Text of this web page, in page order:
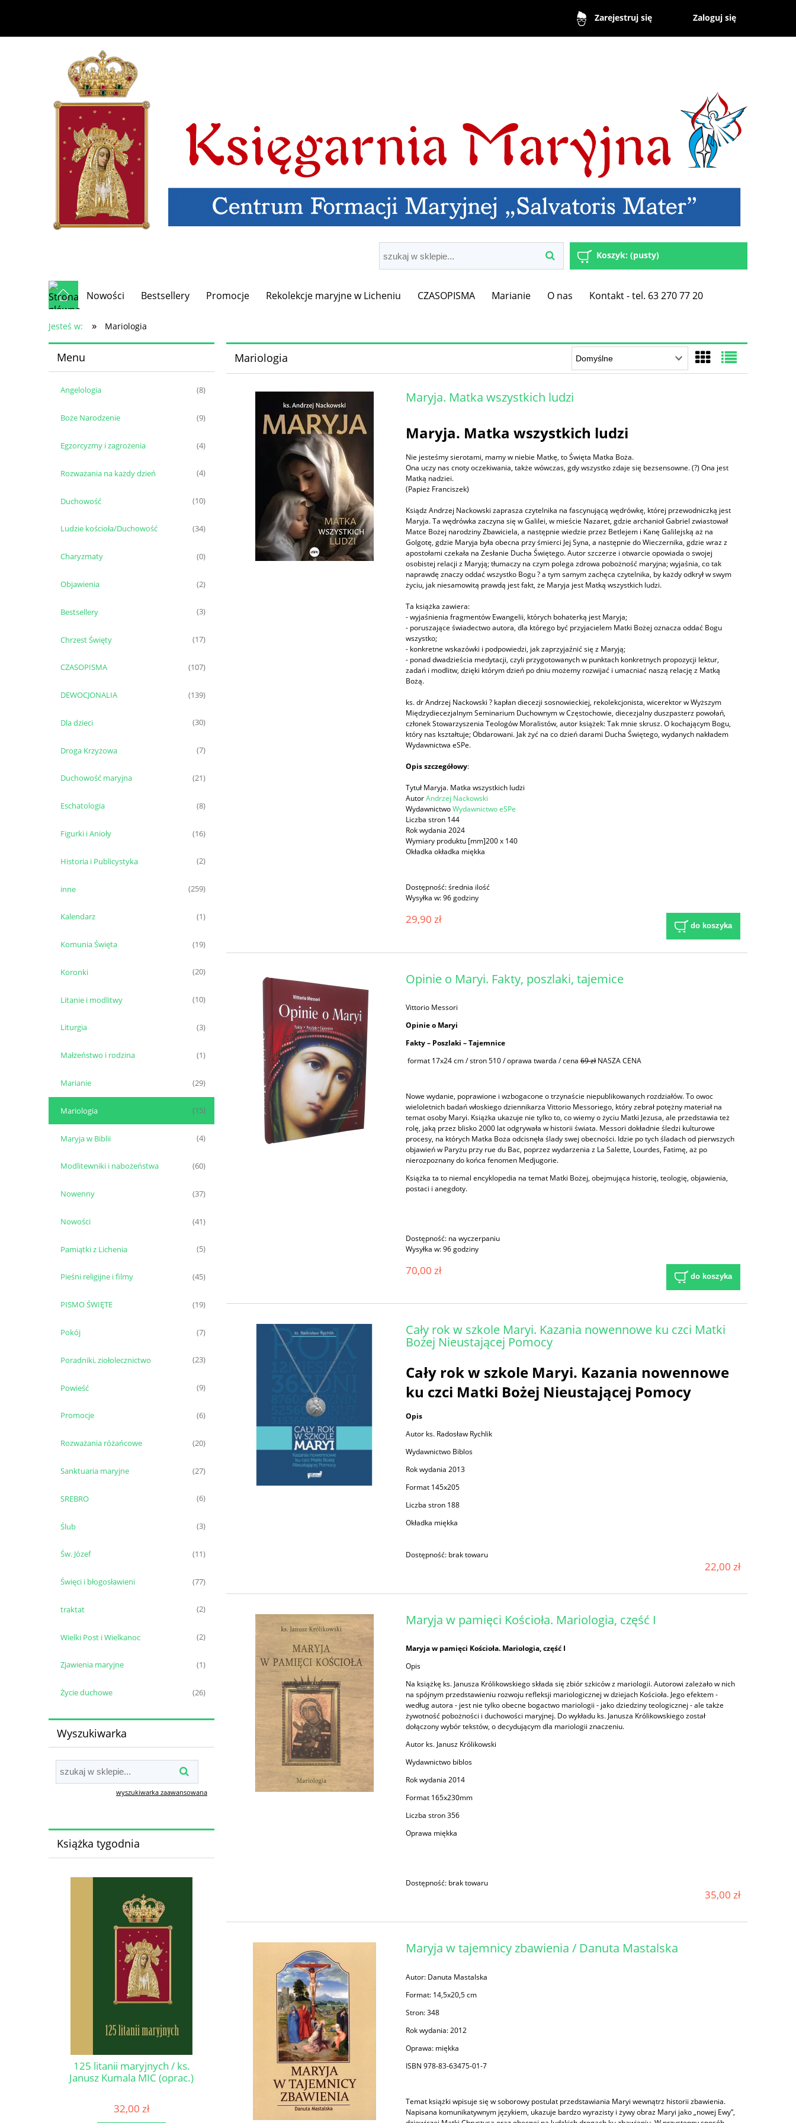
Zarejestruj się Zaloguj się
Koszyk: (pusty)
Nowości Bestsellery Promocje Rekolekcje maryjne w Licheniu CZASOPISMA Marianie O nas Kontakt - tel. 63 270 77 20
Jesteś w: » Mariologia
Menu
Angelologia (8)
Boże Narodzenie (9)
Egzorcyzmy i zagrożenia (4)
Rozważania na każdy dzień (4)
Duchowość (10)
Ludzie kościoła/Duchowość (34)
Charyzmaty (0)
Objawienia (2)
Bestsellery (3)
Chrzest Święty (17)
CZASOPISMA (107)
DEWOCJONALIA (139)
Dla dzieci (30)
Droga Krzyżowa (7)
Duchowość maryjna (21)
Eschatologia (8)
Figurki i Anioły (16)
Historia i Publicystyka (2)
inne (259)
Kalendarz (1)
Komunia Święta (19)
Koronki (20)
Litanie i modlitwy (10)
Liturgia (3)
Małżeństwo i rodzina (1)
Marianie (29)
Mariologia (15)
Maryja w Biblii (4)
Modlitewniki i nabożeństwa (60)
Nowenny (37)
Nowości (41)
Pamiątki z Lichenia (5)
Pieśni religijne i filmy (45)
PISMO ŚWIĘTE (19)
Pokój (7)
Poradniki, ziołolecznictwo (23)
Powieść (9)
Promocje (6)
Rozważania różańcowe (20)
Sanktuaria maryjne (27)
SREBRO (6)
Ślub (3)
Św. Józef (11)
Święci i błogosławieni (77)
traktat (2)
Wielki Post i Wielkanoc (2)
Zjawienia maryjne (1)
Życie duchowe (26)
Wyszukiwarka
wyszukiwarka zaawansowana
Książka tygodnia
125 litanii maryjnych / ks.
Janusz Kumala MIC (oprac.)
32,00 zł
Mariologia
Maryja. Matka wszystkich ludzi
Maryja. Matka wszystkich ludzi
Nie jesteśmy sierotami, mamy w niebie Matkę, to Święta Matka Boża.
Ona uczy nas cnoty oczekiwania, także wówczas, gdy wszystko zdaje się bezsensowne. (?) Ona jest
Matką nadziei.
(Papież Franciszek)
Ksiądz Andrzej Nackowski zaprasza czytelnika na fascynującą wędrówkę, której przewodniczką jest
Maryja. Ta wędrówka zaczyna się w Galilei, w mieście Nazaret, gdzie archanioł Gabriel zwiastował
Matce Bożej narodziny Zbawiciela, a następnie wiedzie przez Betlejem i Kanę Galilejską aż na
Golgotę, gdzie Maryja była obecna przy śmierci Jej Syna, a następnie do Wieczernika, gdzie wraz z
apostołami czekała na Zesłanie Ducha Świętego. Autor szczerze i otwarcie opowiada o swojej
osobistej relacji z Maryją; tłumaczy na czym polega zdrowa pobożność maryjna; wyjaśnia, co tak
naprawdę znaczy oddać wszystko Bogu ? a tym samym zachęca czytelnika, by każdy odkrył w swym
życiu, jak niesamowitą prawdą jest fakt, że Maryja jest Matką wszystkich ludzi.
Ta książka zawiera:
- wyjaśnienia fragmentów Ewangelii, których bohaterką jest Maryja;
- poruszające świadectwo autora, dla którego być przyjacielem Matki Bożej oznacza oddać Bogu
wszystko;
- konkretne wskazówki i podpowiedzi, jak zaprzyjaźnić się z Maryją;
- ponad dwadzieścia medytacji, czyli przygotowanych w punktach konkretnych propozycji lektur,
zadań i modlitw, dzięki którym dzień po dniu możemy rozwijać i umacniać naszą relację z Matką
Bożą.
ks. dr Andrzej Nackowski ? kapłan diecezji sosnowieckiej, rekolekcjonista, wicerektor w Wyższym
Międzydiecezjalnym Seminarium Duchownym w Częstochowie, diecezjalny duszpasterz powołań,
członek Stowarzyszenia Teologów Moralistów, autor książek: Tak mnie skrusz. O kochającym Bogu,
który nas kształtuje; Obdarowani. Jak żyć na co dzień darami Ducha Świętego, wydanych nakładem
Wydawnictwa eSPe.
Opis szczegółowy:
Tytuł Maryja. Matka wszystkich ludzi
AutorAndrzej Nackowski
WydawnictwoWydawnictwo eSPe
Liczba stron 144
Rok wydania 2024
Wymiary produktu [mm]200 x 140
Okładka okładka miękka
Dostępność:średnia ilość
Wysyłka w:96 godziny
29,90 zł do koszyka
Opinie o Maryi. Fakty, poszlaki, tajemice
Vittorio Messori
Opinie o Maryi
Fakty – Poszlaki – Tajemnice
format 17x24 cm / stron 510 / oprawa twarda / cena69 złNASZA CENA
Nowe wydanie, poprawione i wzbogacone o trzynaście niepublikowanych rozdziałów. To owoc
wieloletnich badań włoskiego dziennikarza Vittorio Messoriego, który zebrał potężny materiał na
temat osoby Maryi. Książka ukazuje nie tylko to, co wiemy o życiu Matki Jezusa, ale przedstawia też
rolę, jaką przez blisko 2000 lat odgrywała w historii świata. Messori dokładnie śledzi kulturowe
procesy, na których Matka Boża odcisnęła ślady swej obecności. Idzie po tych śladach od pierwszych
objawień w Paryżu przy rue du Bac, poprzez wydarzenia z La Salette, Lourdes, Fatimę, aż po
nierozpoznany do końca fenomen Medjugorie.
Książka ta to niemal encyklopedia na temat Matki Bożej, obejmująca historię, teologię, objawienia,
postaci i anegdoty.
Dostępność: na wyczerpaniu
Wysyłka w:96 godziny
70,00 zł do koszyka
Cały rok w szkole Maryi. Kazania nowennowe ku czci Matki
Bożej Nieustającej Pomocy
Cały rok w szkole Maryi. Kazania nowennowe
ku czci Matki Bożej Nieustającej Pomocy
Opis
Autor ks. Radosław Rychlik
Wydawnictwo Biblos
Rok wydania 2013
Format 145x205
Liczba stron 188
Okładka miękka
Dostępność: brak towaru
22,00 zł
Maryja w pamięci Kościoła. Mariologia, część I
Maryja w pamięci Kościoła. Mariologia, część I
Opis
Na książkę ks. Janusza Królikowskiego składa się zbiór szkiców z mariologii. Autorowi zależało w nich
na spójnym przedstawieniu rozwoju refleksji mariologicznej w dziejach Kościoła. Jego efektem -
według autora - jest nie tylko obecne bogactwo mariologii - jako dziedziny teologicznej - ale także
żywotność pobożności i duchowości maryjnej. Do wykładu ks. Janusza Królikowskiego został
dołączony wybór tekstów, o decydującym dla mariologii znaczeniu.
Autor ks. Janusz Królikowski
Wydawnictwo biblos
Rok wydania 2014
Format 165x230mm
Liczba stron 356
Oprawa miękka
Dostępność: brak towaru
35,00 zł
Maryja w tajemnicy zbawienia / Danuta Mastalska
Autor: Danuta Mastalska
Format: 14,5x20,5 cm
Stron: 348
Rok wydania: 2012
Oprawa: miękka
ISBN 978-83-63475-01-7
Temat książki wpisuje się w soborowy postulat przedstawiania Maryi wewnątrz historii zbawienia.
Napisana komunikatywnym językiem, ukazuje bardzo wyrazisty i żywy obraz Maryi jako „nowej Ewy”,